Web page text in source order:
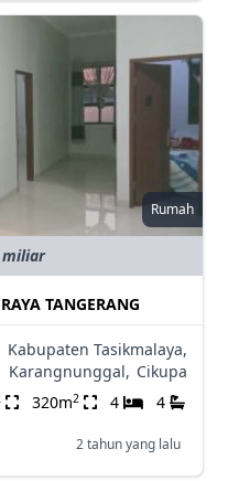
Rumah
miliar
TANGERANG
Kabupaten Tasikmalaya,
Karangnunggal, Cikupa
320m2 4 4
2 tahun yang lalu